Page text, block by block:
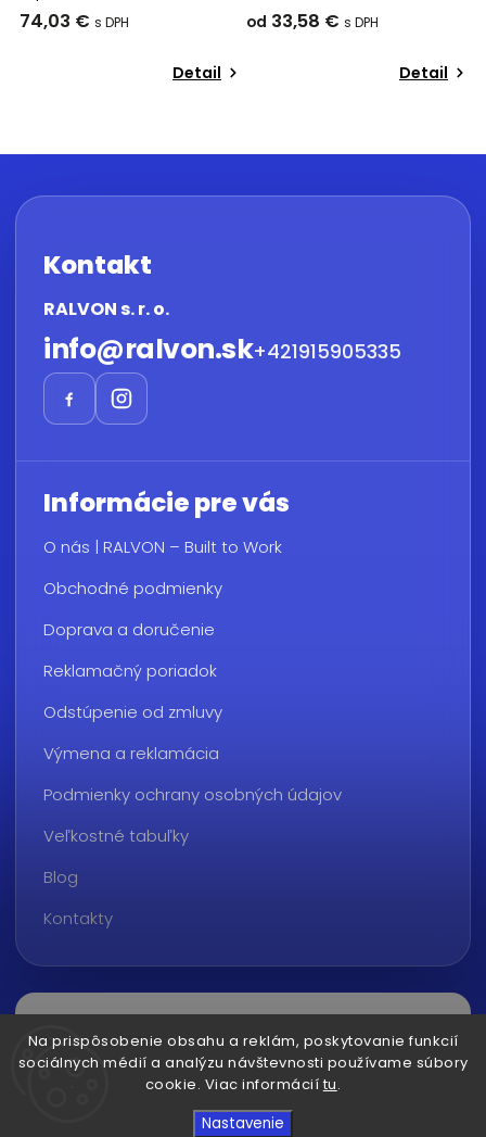
Na prispôsobenie obsahu a reklám, poskytovanie funkcií
sociálnych médií a analýzu návštevnosti používame súbory
cookie. Viac informácií tu.
Nastavenie
74,03 €
Detail
od 33,58 €
Detail
Kontakt
RALVON s. r. o.
info@ralvon.sk+421915905335
Informácie pre vás
O nás | RALVON – Built to Work
Obchodné podmienky
Doprava a doručenie
Reklamačný poriadok
Odstúpenie od zmluvy
Výmena a reklamácia
Podmienky ochrany osobných údajov
Veľkostné tabuľky
Blog
Kontakty
ralvon.sk. Všetky práva vyhradené.